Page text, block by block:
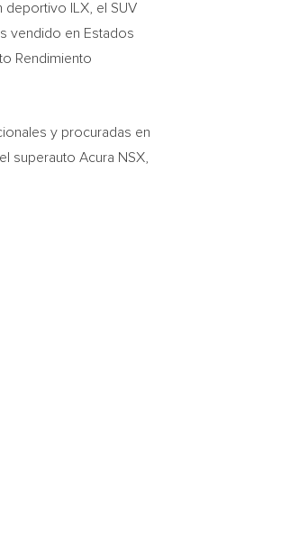
deportivo ILX, el SUV
vendido en Estados
Rendimiento
y procuradas en
superauto Acura NSX,